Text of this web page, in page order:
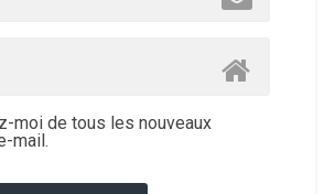
moi de tous les nouveaux
mail.